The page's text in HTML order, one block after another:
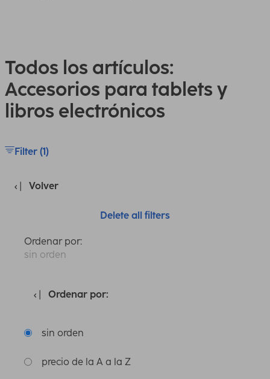
Todos los artículos:
Accesorios para tablets y
libros electrónicos
Filter (1)
Volver
Delete all filters
Ordenar por:
sin orden
Ordenar por:
sin orden
precio de la A a la Z